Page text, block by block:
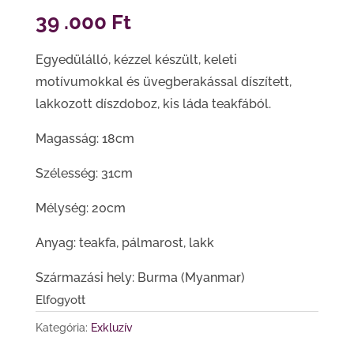
39 .000 Ft
Egyedülálló, kézzel készült, keleti
motívumokkal és üvegberakással díszített,
lakkozott díszdoboz, kis láda teakfából.
Magasság: 18cm
Szélesség: 31cm
Mélység: 20cm
Anyag: teakfa, pálmarost, lakk
Származási hely: Burma (Myanmar)
Elfogyott
Kategória: Exkluzív